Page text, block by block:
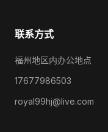
联系方式
福州地区内办公地点
17677986503
royal99hj@live.com